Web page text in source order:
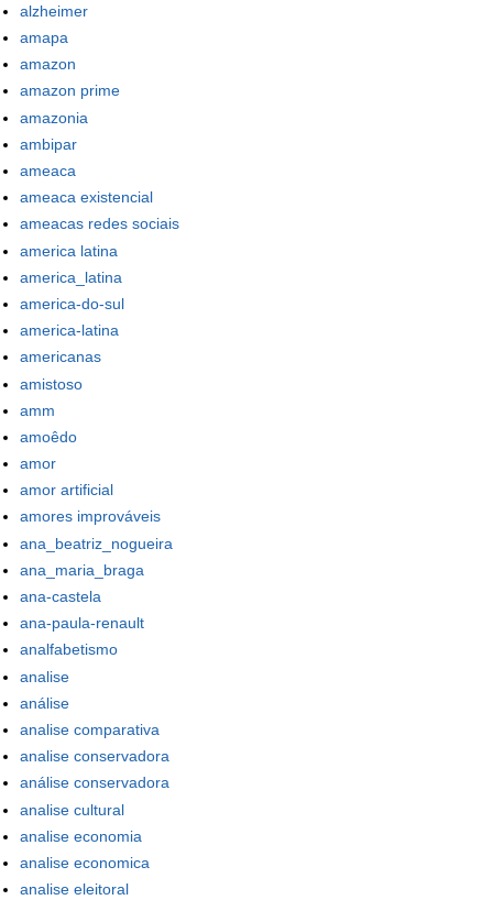
alzheimer
amapa
amazon
amazon prime
amazonia
ambipar
ameaca
ameaca existencial
ameacas redes sociais
america latina
america_latina
america-do-sul
america-latina
americanas
amistoso
amm
amoêdo
amor
amor artificial
amores improváveis
ana_beatriz_nogueira
ana_maria_braga
ana-castela
ana-paula-renault
analfabetismo
analise
análise
analise comparativa
analise conservadora
análise conservadora
analise cultural
analise economia
analise economica
analise eleitoral